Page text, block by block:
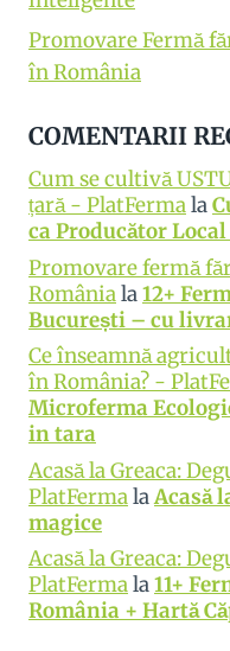
Promovare Fermă
în România
COMENTARII
Cum se cultivă
țară - PlatFermala
ca Producător
Promovare fermă
Româniala12+
București – cu
Ce înseamnă
în România? -
Microferma
in tara
Acasă la Greaca:
PlatFermalaAcasă
magice
Acasă la Greaca:
PlatFermala11+
România + Hartă